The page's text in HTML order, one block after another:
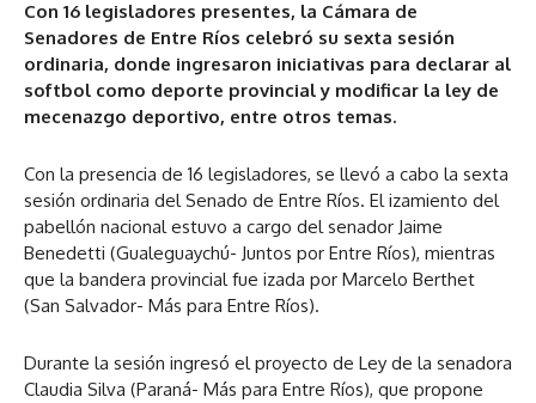
Con 16 legisladores presentes, la Cámara de
Senadores de Entre Ríos celebró su sexta sesión
ordinaria, donde ingresaron iniciativas para declarar al
softbol como deporte provincial y modificar la ley de
mecenazgo deportivo, entre otros temas.
Con la presencia de 16 legisladores, se llevó a cabo la sexta
sesión ordinaria del Senado de Entre Ríos. El izamiento del
pabellón nacional estuvo a cargo del senador Jaime
Benedetti (Gualeguaychú- Juntos por Entre Ríos), mientras
que la bandera provincial fue izada por Marcelo Berthet
(San Salvador- Más para Entre Ríos).
Durante la sesión ingresó el proyecto de Ley de la senadora
Claudia Silva (Paraná- Más para Entre Ríos), que propone